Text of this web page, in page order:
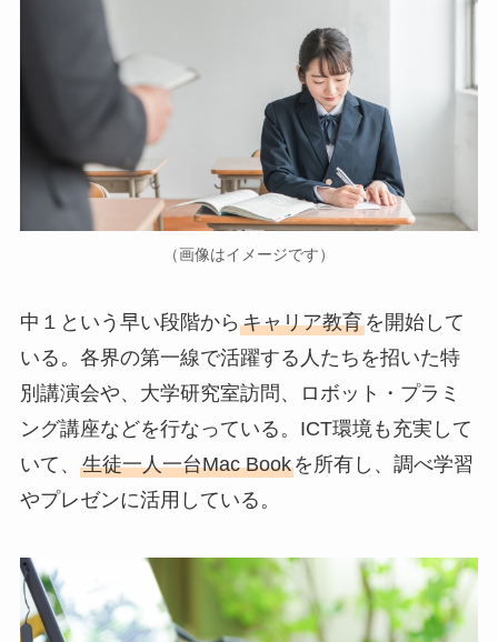
（画像はイメージです）
中１という早い段階から キャリア教育を開始して
いる。各界の第一線で活躍する人たちを招いた特
別講演会や、大学研究室訪問、ロボット・プラミ
ング講座などを行なっている。ICT環境も充実して
いて、 生徒一人一台Mac Bookを所有し、調べ学習
やプレゼンに活用している。